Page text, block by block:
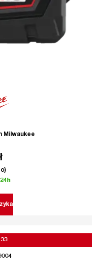
Milwaukee